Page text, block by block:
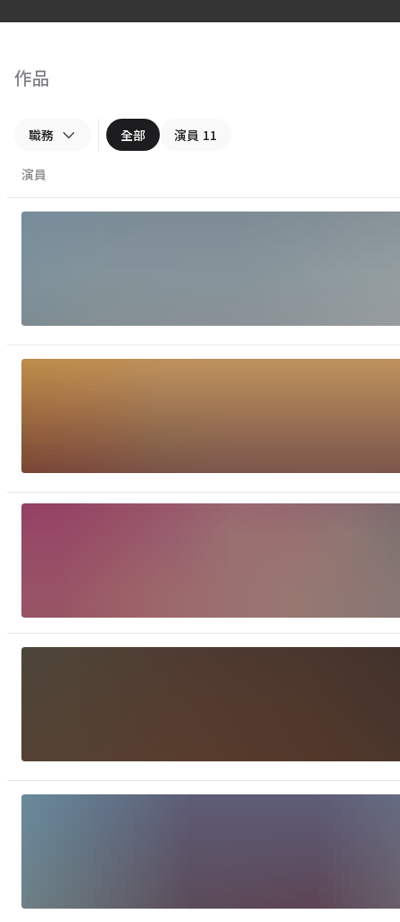
作品
職務 全部 演員 11
演員